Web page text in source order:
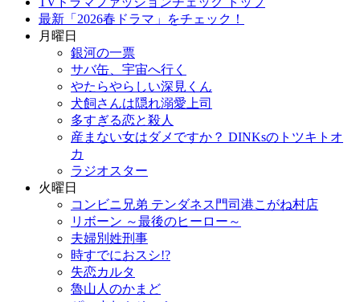
最新「2026春ドラマ」をチェック！
月曜日
銀河の一票
サバ缶、宇宙へ行く
やたらやらしい深見くん
犬飼さんは隠れ溺愛上司
多すぎる恋と殺人
産まない女はダメですか？ DINKsのトツキトオ
カ
ラジオスター
火曜日
コンビニ兄弟 テンダネス門司港こがね村店
リボーン ～最後のヒーロー～
夫婦別姓刑事
時すでにおスシ!?
失恋カルタ
魯山人のかまど